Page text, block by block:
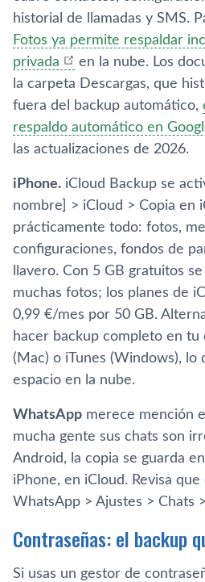
historial de llamadas y SMS.
Fotos ya permite respaldar
privada
en la nube. Los
la carpeta Descargas, que
fuera del backup automático,
respaldo automático en
las actualizaciones de 2026.
iPhone. iCloud Backup se
nombre] > iCloud > Copia en
prácticamente todo: fotos,
configuraciones, fondos de
llavero. Con 5 GB gratuitos
muchas fotos; los planes de
0,99 €/mes por 50 GB.
hacer backup completo en
(Mac) o iTunes (Windows), lo
espacio en la nube.
WhatsApp merece mención
mucha gente sus chats son
Android, la copia se guarda
iPhone, en iCloud. Revisa
WhatsApp > Ajustes > Chats
Contraseñas: el backup
Si usas un gestor de